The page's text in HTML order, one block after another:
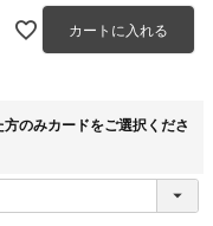
カートに入れる
のみカードをご選択くださ